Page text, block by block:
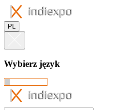
PL
Wybierz język